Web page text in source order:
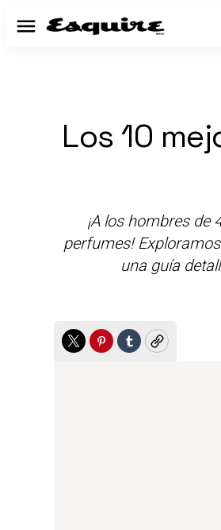
Menú
Los 10
¡A los hombres de
perfumes!
una guía
TwitterPinterest
TumblrCopy